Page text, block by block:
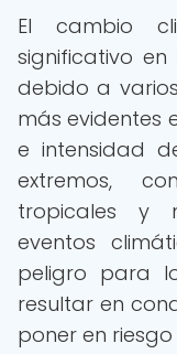
El cambio
significativo
debido a
más evidentes
e intensidad
extremos,
tropicales y
eventos
peligro para
resultar en
poner en